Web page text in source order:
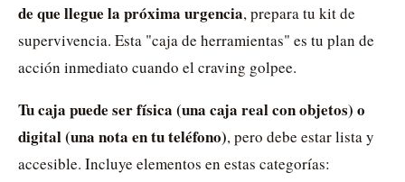
de que llegue la próxima urgencia, prepara tu kit de
supervivencia. Esta "caja de herramientas" es tu plan de
acción inmediato cuando el craving golpee.
Tu caja puede ser física (una caja real con objetos) o
digital (una nota en tu teléfono), pero debe estar lista y
accesible. Incluye elementos en estas categorías: